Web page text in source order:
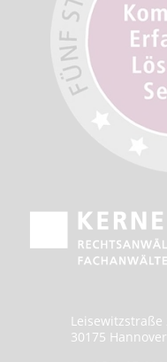
Leisewitzstraße
30175 Hannover